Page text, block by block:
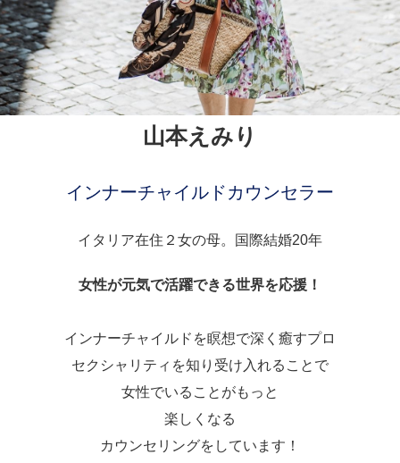
山本えみり
インナーチャイルドカウンセラー
イタリア在住２女の母。国際結婚20年
女性が元気で活躍できる世界を応援！
インナーチャイルドを瞑想で深く癒すプロ
セクシャリティを知り受け入れることで
女性でいることがもっと
楽しくなる
カウンセリングをしています！